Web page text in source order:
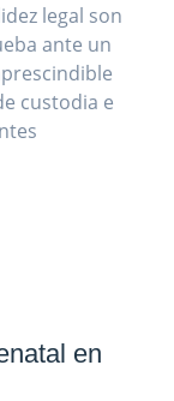
legal son
ante un
custodia e
en